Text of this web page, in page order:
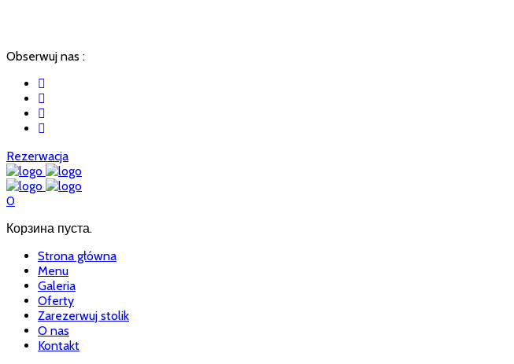
Obserwuj nas :
Rezerwacja
0
Корзина пуста.
Strona główna
Menu
Galeria
Oferty
Zarezerwuj stolik
O nas
Kontakt